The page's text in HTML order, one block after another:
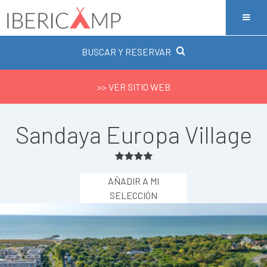
BUSCAR Y RESERVAR
>> VER SITIO WEB
Sandaya Europa Village
AÑADIR A MI
SELECCIÓN